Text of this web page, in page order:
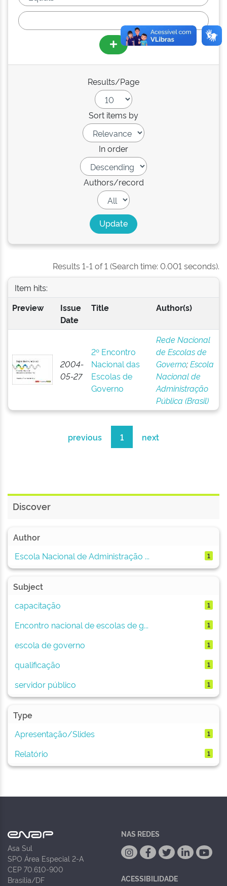
Results/Page
Sort items by
In order
Authors/record
Results 1-1 of 1 (Search time: 0.001 seconds).
Item hits:
Preview
Issue
Date
Title Author(s)
2004-
05-27
2º Encontro
Nacional das
Escolas de
Governo
Rede Nacional
de Escolas de
Governo;Escola
Nacional de
Administração
Pública (Brasil)
previous 1 next
Discover
Author
Escola Nacional de Administração ...
1
Subject
capacitação
1
Encontro nacional de escolas de g... 1
escola de governo 1
qualificação 1
servidor público 1
Type
Apresentação/Slides
1
Relatório 1
Asa Sul
SPO Área Especial 2-A
CEP 70.610-900
Brasília/DF
NAS REDES
ACESSIBILIDADE